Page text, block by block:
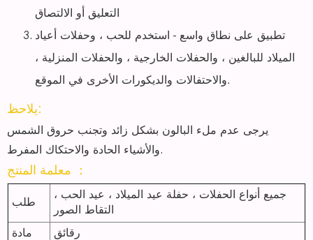
التعليق أو الالتصاق
تطبيق على نطاق واسع - استخدم للحب ، وحفلات أعياد
الميلاد للبالغين ، والحفلات الخارجية ، والحفلات المنزلية ،
والاحتفالات والديكورات الأخرى في الموقع.
يلاحظ:
يرجى عدم ملء البالون بشكل زائد وتجنب حروق الشمس
والأشياء الحادة والاحتكاك المفرط.
معلمة المنتج ：
طلب
جميع أنواع الحفلات ، حفلة عيد الميلاد ، عيد الحب ،
التقاط الصور
مادة رقائق